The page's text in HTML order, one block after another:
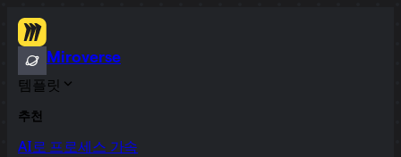
Miroverse
템플릿
추천
AI로 프로세스 가속